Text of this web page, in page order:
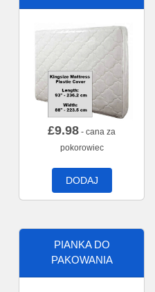
£9.98 - cana za
pokorowiec
DODAJ
PIANKA DO
PAKOWANIA